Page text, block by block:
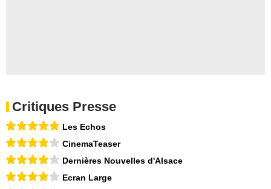
Critiques Presse
Les Echos
CinemaTeaser
Dernières Nouvelles d'Alsace
Ecran Large